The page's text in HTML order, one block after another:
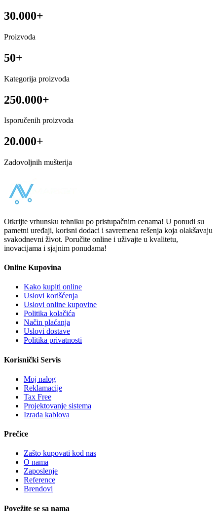
30.000+
Proizvoda
50+
Kategorija proizvoda
250.000+
Isporučenih proizvoda
20.000+
Zadovoljnih mušterija
Otkrijte vrhunsku tehniku po pristupačnim cenama! U ponudi su
pametni uređaji, korisni dodaci i savremena rešenja koja olakšavaju
svakodnevni život. Poručite online i uživajte u kvalitetu,
inovacijama i sjajnim ponudama!
Online Kupovina
Kako kupiti online
Uslovi korišćenja
Uslovi online kupovine
Politika kolačića
Način plaćanja
Uslovi dostave
Politika privatnosti
Korisnički Servis
Moj nalog
Reklamacije
Tax Free
Projektovanje sistema
Izrada kablova
Prečice
Zašto kupovati kod nas
O nama
Zaposlenje
Reference
Brendovi
Povežite se sa nama